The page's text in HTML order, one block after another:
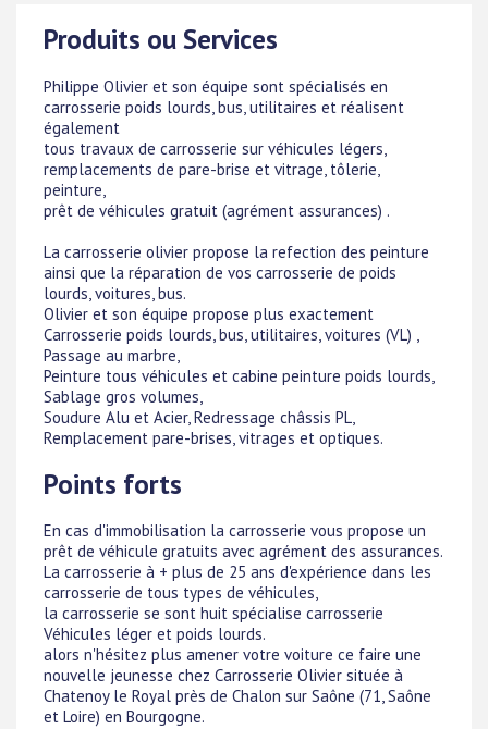
Produits ou Services
Philippe Olivier et son équipe sont spécialisés en
carrosserie poids lourds, bus, utilitaires et réalisent
également
tous travaux de carrosserie sur véhicules légers,
remplacements de pare-brise et vitrage, tôlerie,
peinture,
prêt de véhicules gratuit (agrément assurances) .
La carrosserie olivier propose la refection des peinture
ainsi que la réparation de vos carrosserie de poids
lourds, voitures, bus.
Olivier et son équipe propose plus exactement
Carrosserie poids lourds, bus, utilitaires, voitures (VL) ,
Passage au marbre,
Peinture tous véhicules et cabine peinture poids lourds,
Sablage gros volumes,
Soudure Alu et Acier, Redressage châssis PL,
Remplacement pare-brises, vitrages et optiques.
Points forts
En cas d'immobilisation la carrosserie vous propose un
prêt de véhicule gratuits avec agrément des assurances.
La carrosserie à + plus de 25 ans d'expérience dans les
carrosserie de tous types de véhicules,
la carrosserie se sont huit spécialise carrosserie
Véhicules léger et poids lourds.
alors n'hésitez plus amener votre voiture ce faire une
nouvelle jeunesse chez Carrosserie Olivier située à
Chatenoy le Royal près de Chalon sur Saône (71, Saône
et Loire) en Bourgogne.